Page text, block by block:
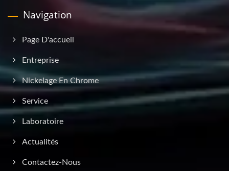
Navigation
Page D'accueil
Entreprise
Nickelage En Chrome
Service
Laboratoire
Actualités
Contactez-Nous